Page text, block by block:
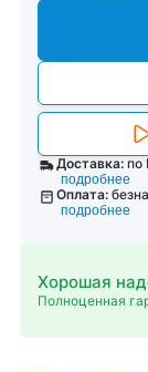
Доставка: по
подробнее
Оплата:
подробнее
Хорошая
Полноценная